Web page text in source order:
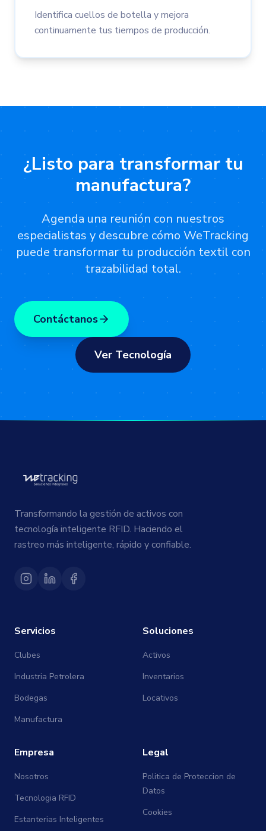
Identifica cuellos de botella y mejora
continuamente tus tiempos de producción.
¿Listo para transformar tu
manufactura?
Agenda una reunión con nuestros
especialistas y descubre cómo WeTracking
puede transformar tu producción textil con
trazabilidad total.
Contáctanos
Ver Tecnología
Transformando la gestión de activos con
tecnología inteligente RFID. Haciendo el
rastreo más inteligente, rápido y confiable.
Servicios
Clubes
Industria Petrolera
Bodegas
Manufactura
Soluciones
Activos
Inventarios
Locativos
Empresa
Nosotros
Tecnologia RFID
Estanterias Inteligentes
Legal
Politica de Proteccion de
Datos
Cookies